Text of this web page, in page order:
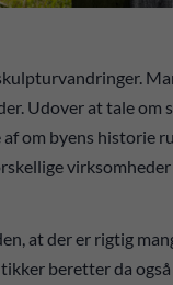
Udover at tale om
om byens historie
at der er rigtig
beretter da